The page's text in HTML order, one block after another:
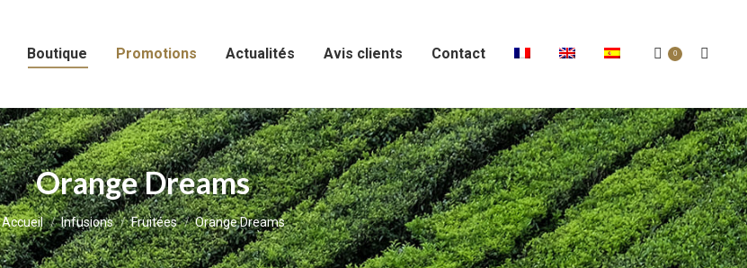
Boutique Promotions Actualités Avis clients Contact 0
Orange Dreams
Vous êtes ici :
Accueil Infusions Fruitées Orange Dreams